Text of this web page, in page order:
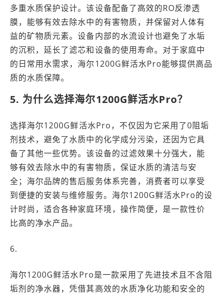
多重水质保护设计。该设备配备了高效的RO反渗透
膜，能够有效去除水中的有害物质，并保留对人体有
益的矿物质元素。设备内部的水流设计也避免了水垢
的沉积，延长了滤芯和设备的使用寿命。对于家庭中
的日常用水需求，海尔1200G鲜活水Pro能够提供高品
质的水质保障。
5. 为什么选择海尔1200G鲜活水Pro？
选择海尔1200G鲜活水Pro，不仅因为它采用了0阻垢
剂技术，避免了水质中的化学成分污染，还因为它具
备了其他一些优势。该设备的过滤效果十分强大，能
够有效去除水中的有害物质，保证水质的清洁与安
全；海尔品牌的售后服务体系完善，消费者可以享受
到便捷的安装与维修服务。海尔1200G鲜活水Pro的设
计时尚，适合各种家庭环境，操作简便，是一款性价
比高的净水产品。
6.
海尔1200G鲜活水Pro是一款采用了先进技术且不含阻
垢剂的净水器，凭借其高效的水质净化功能和安全的